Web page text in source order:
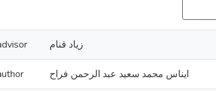
زياد قنام
ايناس محمد سعيد عبد الرحمن فراح